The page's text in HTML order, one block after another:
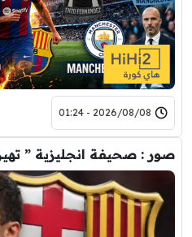
2026/08/08 - 01:24
صور : صحيفة انجليزية ”